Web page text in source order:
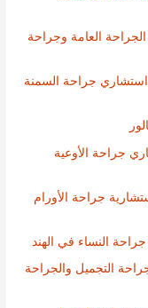
العامة وجراحة
استشاري جراحة السمنة
جراحة الأوعية
جراحة الأورام
النساء في الهند
التجميل والجراحة